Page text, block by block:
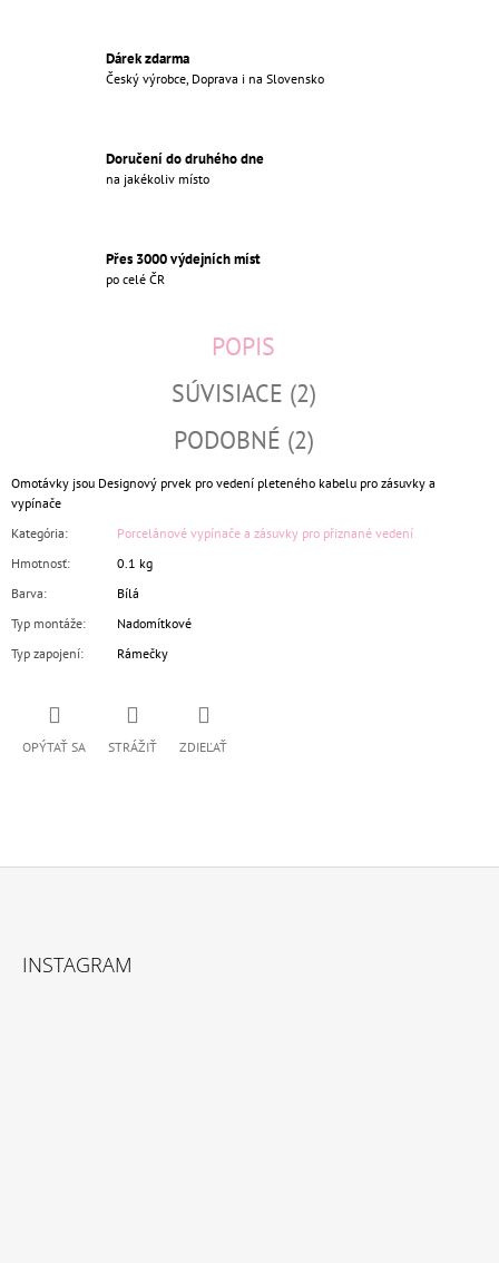
Dárek zdarma
Český výrobce, Doprava i na Slovensko
Doručení do druhého dne
na jakékoliv místo
Přes 3000 výdejních míst
po celé ČR
POPIS
SÚVISIACE (2)
PODOBNÉ (2)
Omotávky jsou Designový prvek pro vedení pleteného kabelu pro zásuvky a
vypínače
Kategória:
Porcelánové vypínače a zásuvky pro přiznané vedení
Hmotnosť:
0.1 kg
Barva:
Bílá
Typ montáže:
Nadomítkové
Typ zapojení: Rámečky
OPÝTAŤ SA STRÁŽIŤ ZDIEĽAŤ
INSTAGRAM